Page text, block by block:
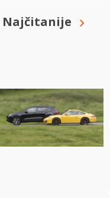
Najčitanije